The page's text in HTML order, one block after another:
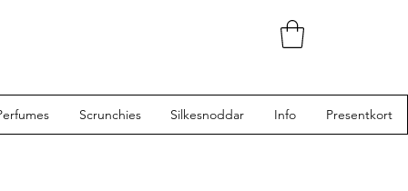
Scrunchies Silkesnoddar Info Presentkort